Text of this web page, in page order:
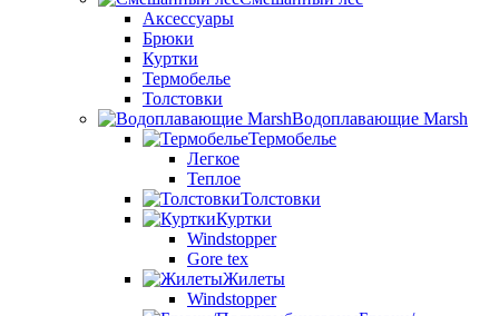
Аксессуары
Брюки
Куртки
Термобелье
Толстовки
Водоплавающие Marsh
Термобелье
Легкое
Теплое
Толстовки
Куртки
Windstopper
Gore tex
Жилеты
Windstopper